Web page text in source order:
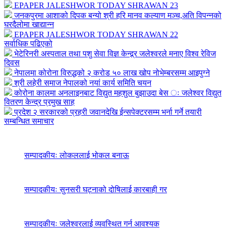
EPAPER JALESHWOR TODAY SHRAWAN 23
जनकपुरमा आशाको दिपक बन्यो श्री हरि मानव कल्याण मञ्च,अति विपन्नको
घरदैलोमा खाद्यान्न
EPAPER JALESHWOR TODAY SHRAWAN 22
सर्वाधिक पढिएको
भेटेरिनरी अस्पताल तथा पशु सेवा विज्ञ केन्द्र्र जलेश्वरले मनाए विश्व रेविज
दिवस
नेपालमा कोरोना विरुद्धको २ करोड ५० लाख खोप नोभेम्बरसम्म आइपुग्ने
श्री लहेरी समाज नेपालको नयां कार्य समिति चयन
कोरोना कालमा अनलाइनबाट विद्युत महशुल बुझाउदा बेस ः जलेश्वर विद्युत
वितरण केन्द्र प्रमुख साह
प्रदेश २ सरकारको प्रहरी जवानदेखि ईन्सपेक्टरसम्म भर्ना गर्ने तयारी
सम्बन्धित समाचार
सम्पादकीयः लोकललाई भोकल बनाऊ
सम्पादकीयः सुनसरी घट्नाको दोषिलाई कारबाही गर
सम्पादकीयः जलेश्वरलाई व्यवस्थित गर्न आवश्यक